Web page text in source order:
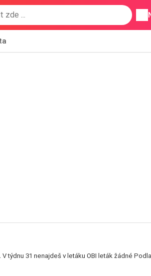
V týdnu 31 nenajdeš v letáku OBI leták žádné